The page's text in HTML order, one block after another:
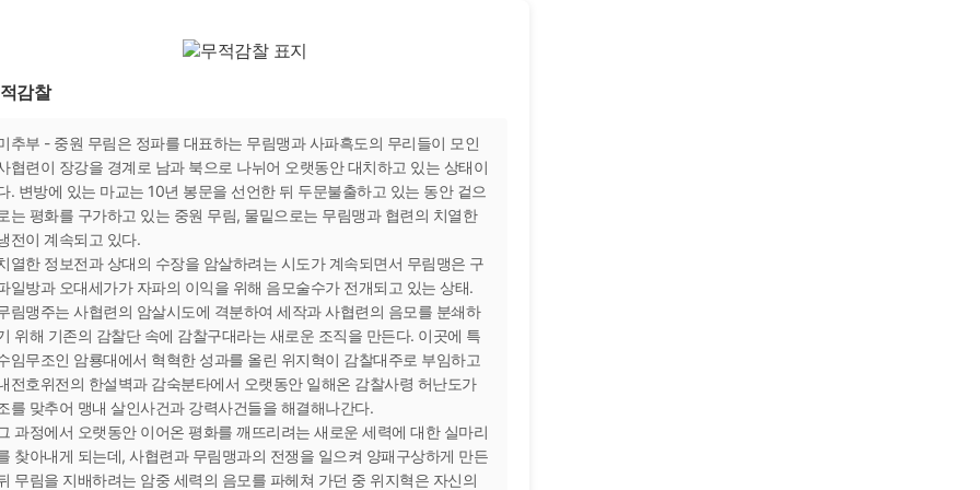
감찰
추부 - 중원 무림은 정파를 대표하는 무림맹과 사파흑도의 무리들이 모인
협련이 장강을 경계로 남과 북으로 나뉘어 오랫동안 대치하고 있는 상태이
. 변방에 있는 마교는 10년 봉문을 선언한 뒤 두문불출하고 있는 동안 겉으
는 평화를 구가하고 있는 중원 무림, 물밑으로는 무림맹과 협련의 치열한
전이 계속되고 있다.
열한 정보전과 상대의 수장을 암살하려는 시도가 계속되면서 무림맹은 구
일방과 오대세가가 자파의 이익을 위해 음모술수가 전개되고 있는 상태.
림맹주는 사협련의 암살시도에 격분하여 세작과 사협련의 음모를 분쇄하
위해 기존의 감찰단 속에 감찰구대라는 새로운 조직을 만든다. 이곳에 특
임무조인 암룡대에서 혁혁한 성과를 올린 위지혁이 감찰대주로 부임하고
전호위전의 한설벽과 감숙분타에서 오랫동안 일해온 감찰사령 허난도가
를 맞추어 맹내 살인사건과 강력사건들을 해결해나간다.
과정에서 오랫동안 이어온 평화를 깨뜨리려는 새로운 세력에 대한 실마리
찾아내게 되는데, 사협련과 무림맹과의 전쟁을 일으켜 양패구상하게 만든
무림을 지배하려는 암중 세력의 음모를 파헤쳐 가던 중 위지혁은 자신의